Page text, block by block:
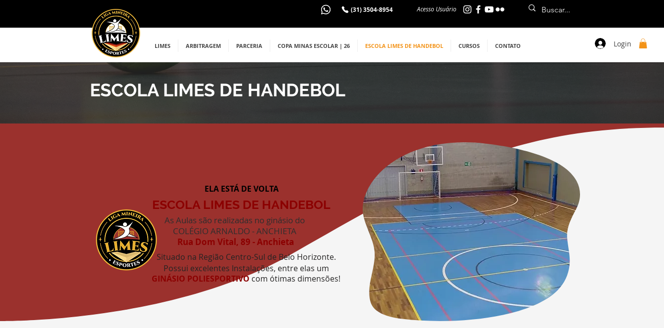
(31) 3504-8954 Acesso Usuário
LIMES ARBITRAGEM PARCERIA COPA MINAS ESCOLAR | 26 ESCOLA LIMES DE HANDEBOL CURSOS CONTATO Login
ESCOLA LIMES DE HANDEBOL
ELA ESTÁ DE VOLTA
ESCOLA LIMES DE HANDEBOL
As Aulas são realizadas no ginásio do
COLÉGIO ARNALDO - ANCHIETA
Rua Dom Vital, 89 - Anchieta
Situado na Região Centro-Sul de Belo Horizonte.
Possui excelentes Instalações, entre elas um
GINÁSIO POLIESPORTIVOcom ótimas dimensões!